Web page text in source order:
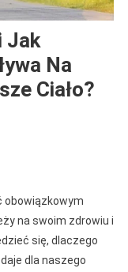
Jak
Na
Ciało?
obowiązkowym
na swoim zdrowiu i
się, dlaczego
dla naszego